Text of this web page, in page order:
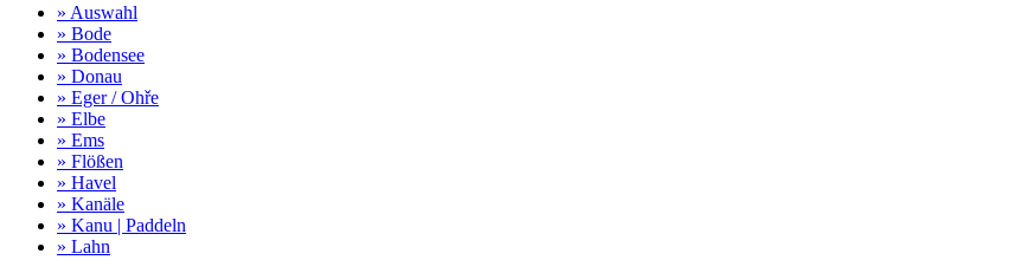
» Auswahl
» Bode
» Bodensee
» Donau
» Eger / Ohře
» Elbe
» Ems
» Flößen
» Havel
» Kanäle
» Kanu | Paddeln
» Lahn